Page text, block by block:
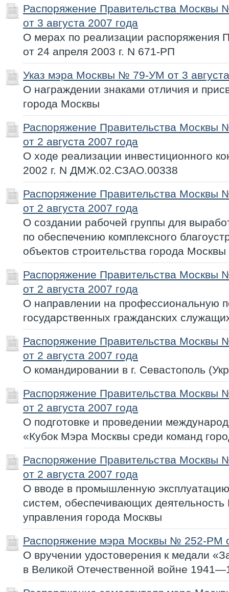
Распоряжение Правительства Москвы
от 3 августа 2007 года
О мерах по реализации распоряжения
от 24 апреля 2003 г. N 671-РП
Указ мэра Москвы № 79-УМ от 3
О награждении знаками отличия и
города Москвы
Распоряжение Правительства Москвы
от 2 августа 2007 года
О ходе реализации инвестиционного
2002 г. N ДМЖ.02.СЗАО.00338
Распоряжение Правительства Москвы
от 2 августа 2007 года
О создании рабочей группы для
по обеспечению комплексного
объектов строительства города Москвы
Распоряжение Правительства Москвы
от 2 августа 2007 года
О направлении на профессиональную
государственных гражданских
Распоряжение Правительства Москвы
от 2 августа 2007 года
О командировании в г. Севастополь
Распоряжение Правительства Москвы
от 2 августа 2007 года
О подготовке и проведении
«Кубок Мэра Москвы среди команд
Распоряжение Правительства Москвы
от 2 августа 2007 года
О вводе в промышленную
систем, обеспечивающих деятельность
управления города Москвы
Распоряжение мэра Москвы № 252-РМ
О вручении удостоверения к медали
в Великой Отечественной войне